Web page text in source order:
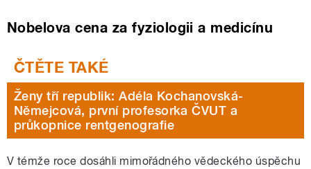
Nobelova cena za fyziologii a medicínu
Ženy tří republik: Adéla Kochanovská-
Němejcová, první profesorka ČVUT a
průkopnice rentgenografie
V témže roce dosáhli mimořádného vědeckého úspěchu